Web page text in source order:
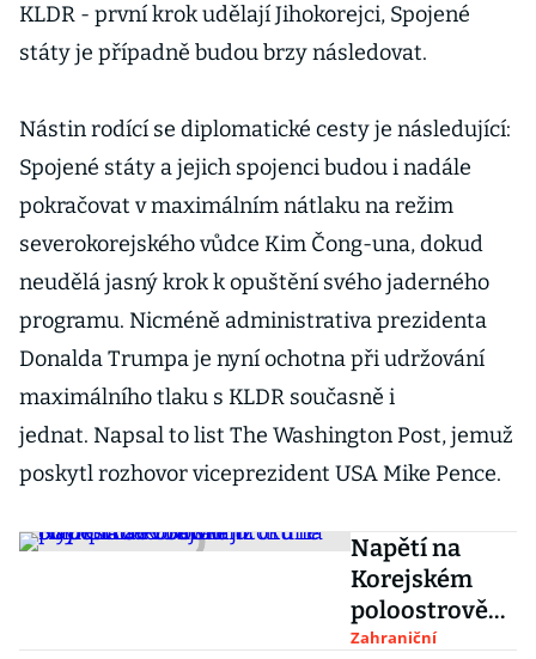
KLDR - první krok udělají Jihokorejci, Spojené
státy je případně budou brzy následovat.
Nástin rodící se diplomatické cesty je následující:
Spojené státy a jejich spojenci budou i nadále
pokračovat v maximálním nátlaku na režim
severokorejského vůdce Kim Čong-una, dokud
neudělá jasný krok k opuštění svého jaderného
programu. Nicméně administrativa prezidenta
Donalda Trumpa je nyní ochotna při udržování
maximálního tlaku s KLDR současně i
jednat. Napsal to list The Washington Post, jemuž
poskytl rozhovor viceprezident USA Mike Pence.
Napětí na
Korejském
poloostrově
ovlivní již
Zahraniční